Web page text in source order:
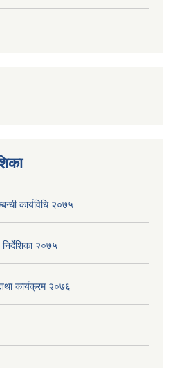
कार्यविधि २०७५
२०७५
कार्यक्रम २०७६